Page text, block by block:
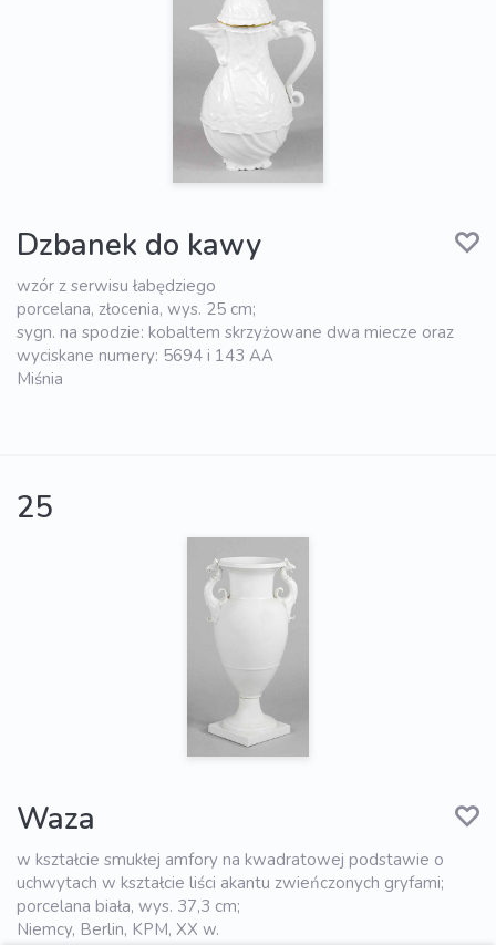
Dzbanek do kawy
wzór z serwisu łabędziego
porcelana, złocenia, wys. 25 cm;
sygn. na spodzie: kobaltem skrzyżowane dwa miecze oraz
wyciskane numery: 5694 i 143 AA
Miśnia
25
Waza
w kształcie smukłej amfory na kwadratowej podstawie o
uchwytach w kształcie liści akantu zwieńczonych gryfami;
porcelana biała, wys. 37,3 cm;
Niemcy, Berlin, KPM, XX w.